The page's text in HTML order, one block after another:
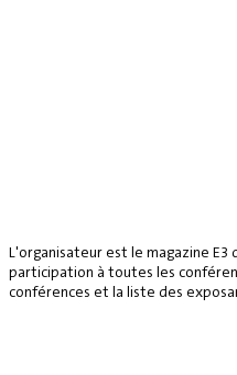
L'organisateur est le magazine
participation à toutes les
conférences et la liste des